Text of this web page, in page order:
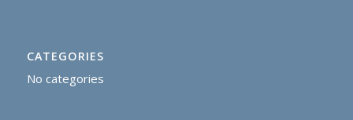
CATEGORIES
No categories